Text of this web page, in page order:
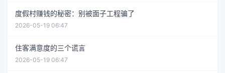
度假村赚钱的秘密：别被面子工程骗了
2026-05-19 06:47
住客满意度的三个谎言
2026-05-19 06:47